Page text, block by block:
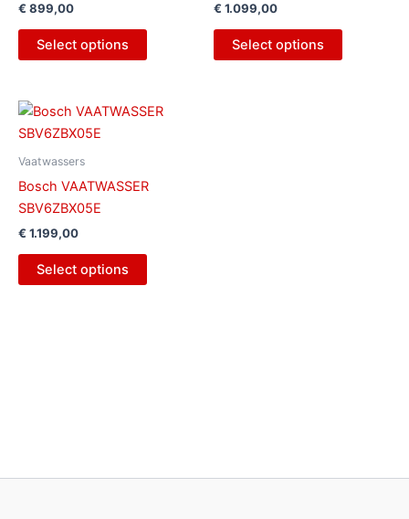
€ 899,00
Select options
€ 1.099,00
Select options
Vaatwassers
Bosch VAATWASSER
SBV6ZBX05E
€ 1.199,00
Select options